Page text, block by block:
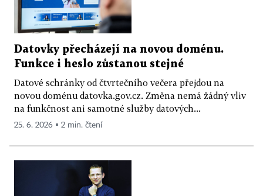
Datovky přecházejí na novou doménu.
Funkce i heslo zůstanou stejné
Datové schránky od čtvrtečního večera přejdou na
novou doménu datovka.gov.cz. Změna nemá žádný vliv
na funkčnost ani samotné služby datových...
25. 6. 2026 ▪ 2 min. čtení